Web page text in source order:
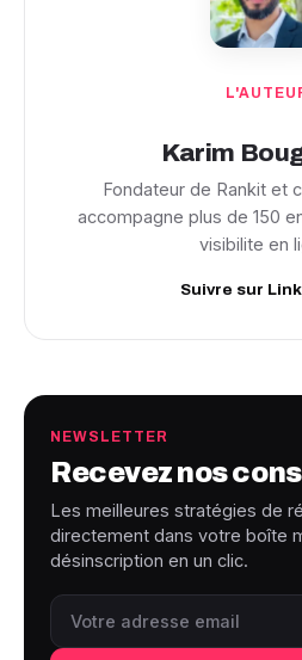
Karim
Fondateur de Rankit et
accompagne plus de 150
visibilite en
Suivre sur
NEWSLETTER
Recevez nos
Les meilleures stratégies de
directement dans votre boîte
désinscription en un clic.